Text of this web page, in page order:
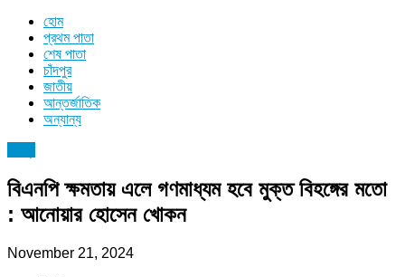
হোম
প্রথম পাতা
শেষ পাতা
চাঁদপুর
জাতীয়
আন্তর্জাতিক
অন্যান্য
বিএনপি ক্ষমতায় এলে গণমাধ্যম হবে মুক্ত বিহঙ্গের মতো
: আনোয়ার হোসেন খোকন
November 21, 2024